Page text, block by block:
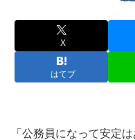
X
はてブ
「公務員になって安定